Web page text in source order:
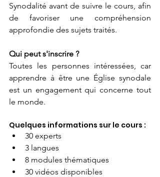
Synodalité avant de suivre le cours, afin
de favoriser une compréhension
approfondie des sujets traités.
Qui peut s'inscrire ?
Toutes les personnes intéressées, car
apprendre à être une Église synodale
est un engagement qui concerne tout
le monde.
Quelques informations sur le cours :
30 experts
3 langues
8 modules thématiques
30 vidéos disponibles